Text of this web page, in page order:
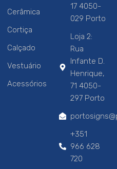
Cerâmica
Cortiça
Calçado
Vestuário
Acessórios
17 4050-
029 Porto
Loja 2:
Rua
Infante D.
Henrique,
71 4050-
297 Porto
+351
966 628
720